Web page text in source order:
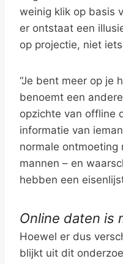
weinig klik op basis
er ontstaat een
op projectie, niet iets
“Je bent meer op je
benoemt een
opzichte van offline
informatie van
normale ontmoeting
mannen – en
hebben een
Online daten is
Hoewel er dus
blijkt uit dit